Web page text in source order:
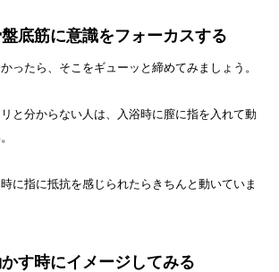
底筋に意識をフォーカスする
ったら、そこをギューッと締めてみましょう。
と分からない人は、入浴時に膣に指を入れて動
に指に抵抗を感じられたらきちんと動いていま
す時にイメージしてみる